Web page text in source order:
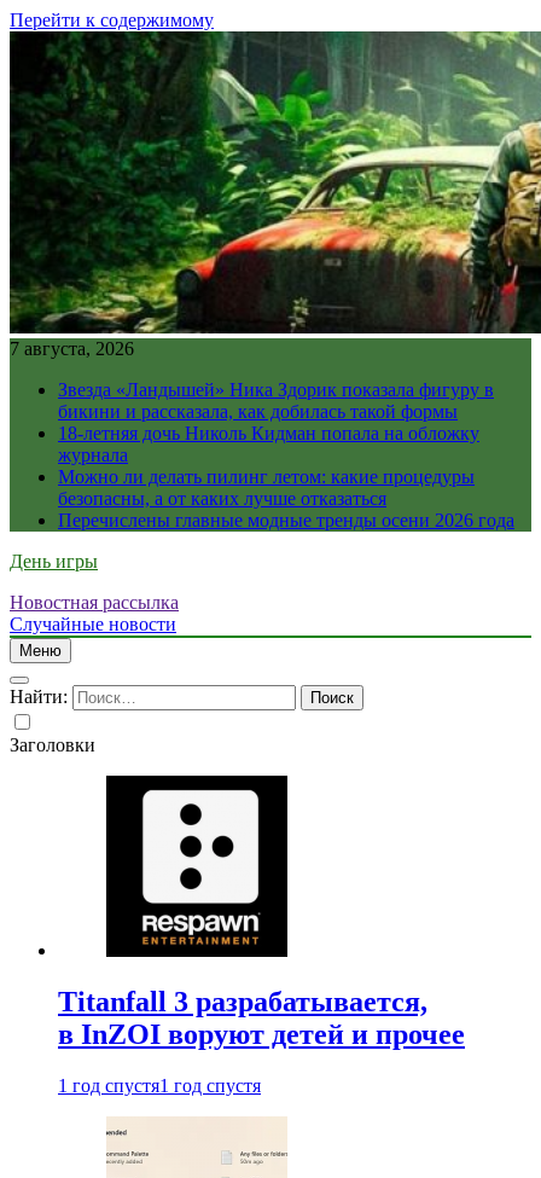
Перейти к содержимому
7 августа, 2026
Звезда «Ландышей» Ника Здорик показала фигуру в
бикини и рассказала, как добилась такой формы
18-летняя дочь Николь Кидман попала на обложку
журнала
Можно ли делать пилинг летом: какие процедуры
безопасны, а от каких лучше отказаться
Перечислены главные модные тренды осени 2026 года
День игры
Новостная рассылка
Случайные новости
Меню
Найти:
Заголовки
Titanfall 3 разрабатывается,
в InZOI воруют детей и прочее
1 год спустя1 год спустя